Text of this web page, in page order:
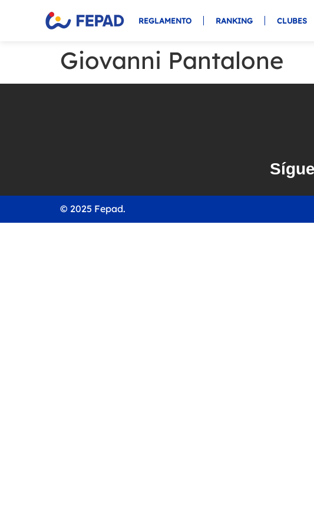
REGLAMENTO RANKING CLUBES
Giovanni Pantalone
© 2025 Fepad.